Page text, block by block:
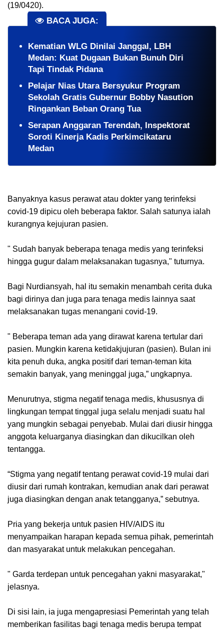
(19/0420).
BACA JUGA:
Kematian WLG Dinilai Janggal, LBH
Medan: Kuat Dugaan Bukan Bunuh Diri
Tapi Tindak Pidana
Pelajar Nias Utara Bersyukur Program
Sekolah Gratis Gubernur Bobby Nasution
Ringankan Beban Orang Tua
Serapan Anggaran Terendah, Inspektorat
Soroti Kinerja Kadis Perkimcikataru
Medan
Banyaknya kasus perawat atau dokter yang terinfeksi
covid-19 dipicu oleh beberapa faktor. Salah satunya ialah
kurangnya kejujuran pasien.
" Sudah banyak beberapa tenaga medis yang terinfeksi
hingga gugur dalam melaksanakan tugasnya," tuturnya.
Bagi Nurdiansyah, hal itu semakin menambah cerita duka
bagi dirinya dan juga para tenaga medis lainnya saat
melaksanakan tugas menangani covid-19.
" Beberapa teman ada yang dirawat karena tertular dari
pasien. Mungkin karena ketidakjujuran (pasien). Bulan ini
kita penuh duka, angka positif dari teman-teman kita
semakin banyak, yang meninggal juga,” ungkapnya.
Menurutnya, stigma negatif tenaga medis, khususnya di
lingkungan tempat tinggal juga selalu menjadi suatu hal
yang mungkin sebagai penyebab. Mulai dari diusir hingga
anggota keluarganya diasingkan dan dikucilkan oleh
tentangga.
“Stigma yang negatif tentang perawat covid-19 mulai dari
diusir dari rumah kontrakan, kemudian anak dari perawat
juga diasingkan dengan anak tetangganya,” sebutnya.
Pria yang bekerja untuk pasien HIV/AIDS itu
menyampaikan harapan kepada semua pihak, pemerintah
dan masyarakat untuk melakukan pencegahan.
" Garda terdepan untuk pencegahan yakni masyarakat,"
jelasnya.
Di sisi lain, ia juga mengapresiasi Pemerintah yang telah
memberikan fasilitas bagi tenaga medis berupa tempat